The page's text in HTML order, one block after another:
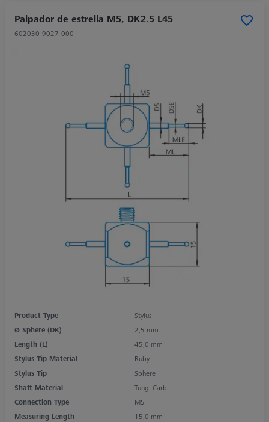
Palpador de estrella M5, DK2.5 L45
602030-9027-000
Product Type
Stylus
Ø Sphere (DK)
2,5 mm
Length (L)
45,0 mm
Stylus Tip Material
Ruby
Stylus Tip
Sphere
Shaft Material
Tung. Carb.
Connection Type
M5
Measuring Length
15,0 mm